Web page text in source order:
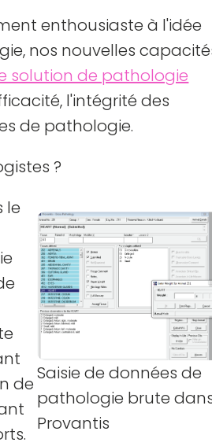
enthousiaste à l'idée
nos nouvelles
solution de pathologie
l'intégrité des
de pathologie.
?
le
deSaisie de données de
pathologie brute
Provantis